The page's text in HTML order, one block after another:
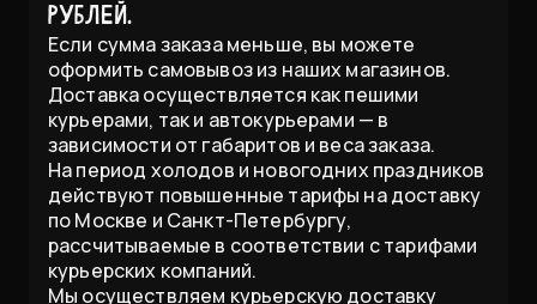
рублей.
Если сумма заказа меньше, вы можете
оформить самовывоз из наших магазинов.
Доставка осуществляется как пешими
курьерами, так и автокурьерами — в
зависимости от габаритов и веса заказа.
На период холодов и новогодних праздников
действуют повышенные тарифы на доставку
по Москве и Санкт-Петербургу,
рассчитываемые в соответствии с тарифами
курьерских компаний.
Мы осуществляем курьерскую доставку